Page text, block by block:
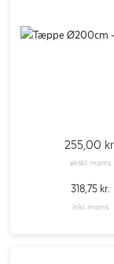
255,00
ekskl. moms
318,75 kr.
inkl. moms